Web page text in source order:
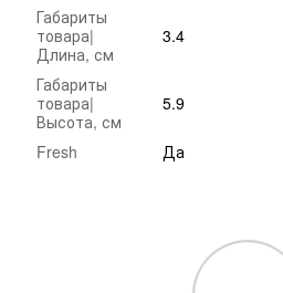
Габариты
товара|
Длина, см
3.4
Габариты
товара|
Высота, см
5.9
Fresh Да